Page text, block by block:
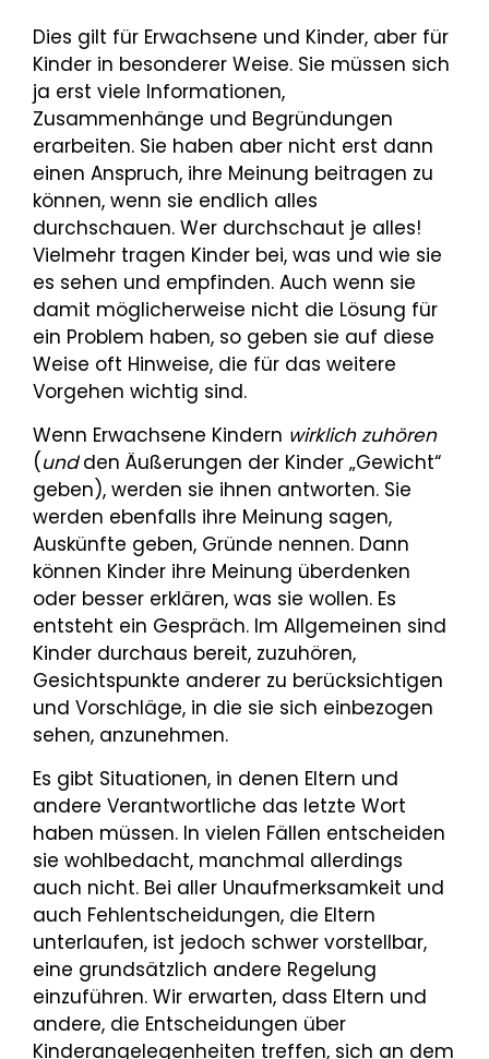
Dies gilt für Erwachsene und Kinder, aber für
Kinder in besonderer Weise. Sie müssen sich
ja erst viele Informationen,
Zusammenhänge und Begründungen
erarbeiten. Sie haben aber nicht erst dann
einen Anspruch, ihre Meinung bei­tragen zu
können, wenn sie endlich alles
durchschauen. Wer durchschaut je alles!
Vielmehr tragen Kinder bei, was und wie sie
es sehen und empfinden. Auch wenn sie
damit möglicherweise nicht die Lösung für
ein Problem haben, so geben sie auf diese
Weise oft Hinweise, die für das weitere
Vorgehen wichtig sind.
Wenn Erwachsene Kindern wirklich zuhören
(undden Äußerungen der Kinder „Gewicht“
geben), werden sie ihnen antworten. Sie
werden ebenfalls ihre Meinung sagen,
Auskünfte geben, Gründe nennen. Dann
können Kinder ihre Meinung überdenken
oder besser erklären, was sie wollen. Es
entsteht ein Gespräch. Im Allgemeinen sind
Kinder durchaus bereit, zuzuhören,
Gesichtspunkte anderer zu berücksichtigen
und Vorschläge, in die sie sich einbezogen
sehen, anzunehmen.
Es gibt Situationen, in denen Eltern und
andere Verantwortliche das letzte Wort
haben müssen. In vielen Fällen entscheiden
sie wohlbedacht, manchmal allerdings
auch nicht. Bei aller Unaufmerksamkeit und
auch Fehlentschei­dungen, die Eltern
unterlaufen, ist jedoch schwer vorstellbar,
eine grund­sätzlich andere Regelung
einzuführen. Wir erwarten, dass Eltern und
andere, die Entscheidungen über
Kinderangelegenheiten treffen, sich an dem